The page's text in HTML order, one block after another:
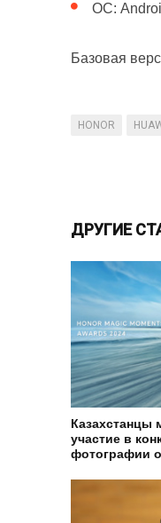
ОС:
Базовая
HONOR
ДРУГИЕ
Казахстанцы
участие в
фотографии